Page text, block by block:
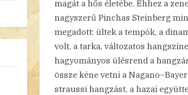
magát a hős életébe. Ehhez a
nagyszerű Pinchas Steinberg
megadott: ültek a tempók, a
volt, a tarka, változatos
hagyományos ülésrend a
össze kéne vetni a
straussi hangzást, a hazai